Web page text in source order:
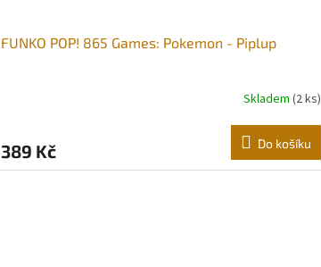
FUNKO POP! 865 Games: Pokemon - Piplup
Skladem (2 ks)
389 Kč Do košíku